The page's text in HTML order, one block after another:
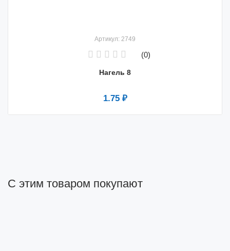
Артикул: 2749
(0)
Нагель 8
1.75 ₽
С этим товаром покупают